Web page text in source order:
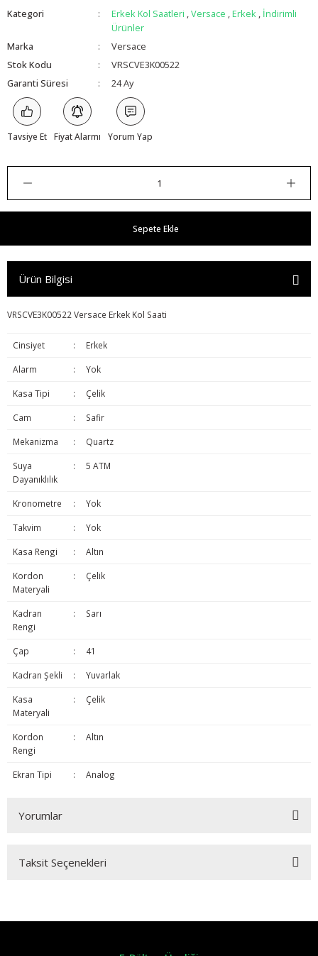
Kategori Erkek Kol Saatleri ,Versace ,Erkek , İndirimli
Ürünler
Marka
Versace
Stok Kodu
VRSCVE3K00522
Garanti Süresi
24 Ay
Tavsiye Et Fiyat Alarmı Yorum Yap
Sepete Ekle
Ürün Bilgisi
VRSCVE3K00522 Versace Erkek Kol Saati
Cinsiyet : Erkek
Alarm : Yok
Kasa Tipi : Çelik
Cam : Safir
Mekanizma : Quartz
Suya
Dayanıklılık
: 5 ATM
Kronometre : Yok
Takvim : Yok
Kasa Rengi : Altın
Kordon
Materyali
: Çelik
Kadran
Rengi
: Sarı
Çap : 41
Kadran Şekli : Yuvarlak
Kasa
Materyali
: Çelik
Kordon
Rengi
: Altın
Ekran Tipi : Analog
Yorumlar
Taksit Seçenekleri